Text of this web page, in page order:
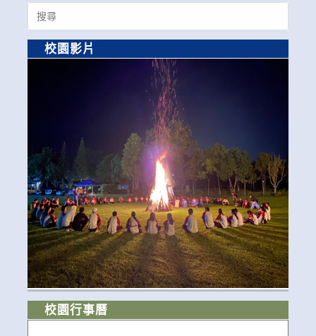
Search
for:
校園影片
校園行事曆